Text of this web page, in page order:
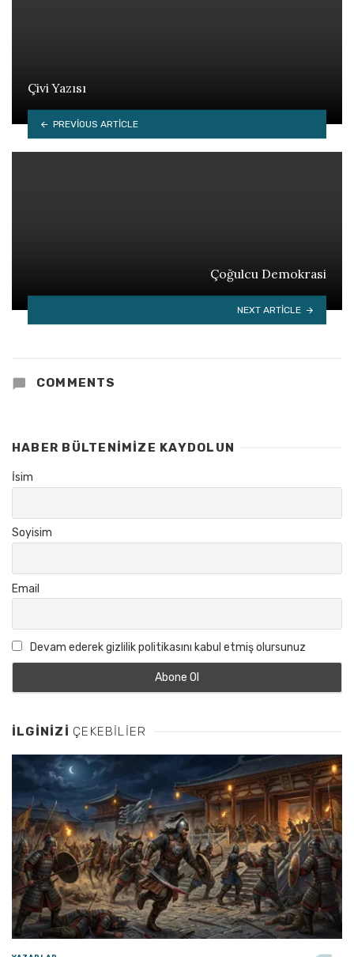
Çivi Yazısı
PREVIOUS ARTICLE
Çoğulcu Demokrasi
NEXT ARTICLE
COMMENTS
HABER BÜLTENIMIZE KAYDOLUN
İsim
Soyisim
Email
Devam ederek gizlilik politikasını kabul etmiş olursunuz
İLGINIZI ÇEKEBILIER